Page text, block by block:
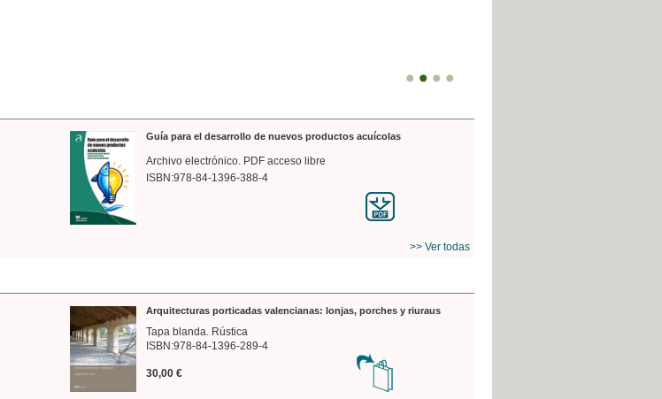
Guía para el desarrollo de nuevos productos acuícolas
Archivo electrónico. PDF acceso libre
ISBN:978-84-1396-388-4
>> Ver todas
Arquitecturas porticadas valencianas: lonjas, porches y riuraus
Tapa blanda. Rústica
ISBN:978-84-1396-289-4
30,00 €